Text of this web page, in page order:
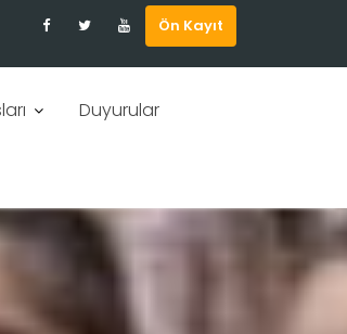
Ön Kayıt